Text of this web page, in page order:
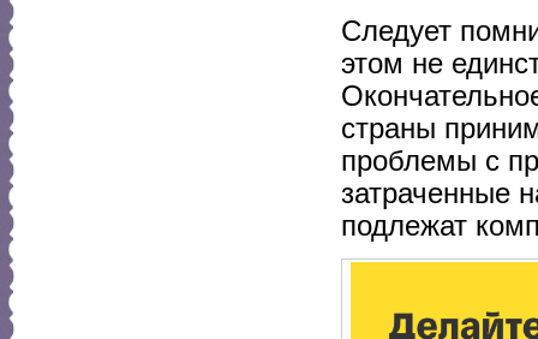
Следует
этом не
страны
проблемы с
затраченные
подлежат